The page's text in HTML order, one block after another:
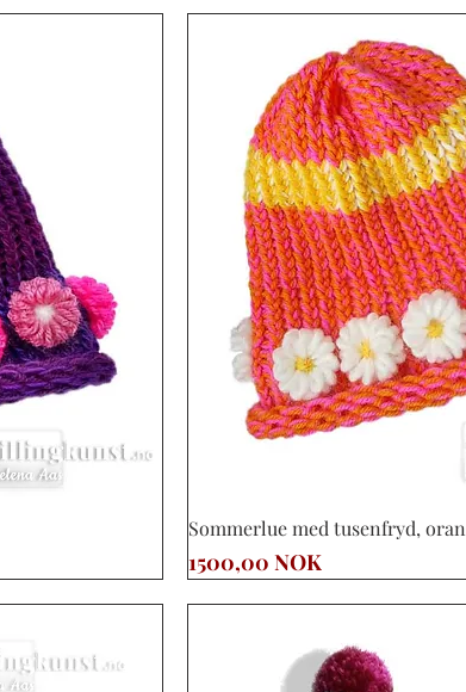
Vista
Sommerlue med tusenfryd,
Precio
1500,00 NOK